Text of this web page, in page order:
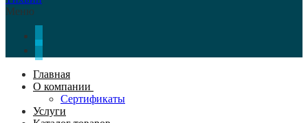
Меню
Главная
О компании
Сертификаты
Услуги